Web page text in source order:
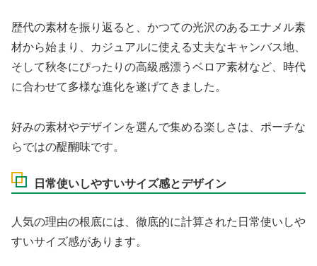
歴代の素材を振り返ると、かつての光沢のあるエナメル素
材から始まり、カジュアルに使える丈夫なキャンバス地、
そして秋冬にぴったりの高級感漂うベロア素材など、時代
に合わせて多様な進化を遂げてきました。
好みの素材やデザインを選んで集める楽しさは、ポーチな
らではの醍醐味です。
日常使いしやすいサイズ感とデザイン
人気の理由の根底には、徹底的に計算された日常使いしや
すいサイズ感があります。